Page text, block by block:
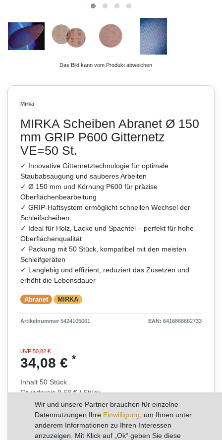
Das Bild kann vom Produkt abweichen
Mirka
MIRKA Scheiben Abranet Ø 150
mm GRIP P600 Gitternetz
VE=50 St.
✓ Innovative Gitternetztechnologie für optimale
Staubabsaugung und sauberes Arbeiten
✓ Ø 150 mm und Körnung P600 für präzise
Oberflächenbearbeitung
✓ GRIP-Haftsystem ermöglicht schnellen Wechsel der
Schleifscheiben
✓ Ideal für Holz, Lacke und Spachtel – perfekt für hohe
Oberflächenqualität
✓ Packung mit 50 Stück, kompatibel mit den meisten
Schleifgeräten
✓ Langlebig und effizient, reduziert das Zusetzen und
erhöht die Lebensdauer
Abranet MIRKA
Artikelnummer 5424105061 EAN: 6416868662733
UVP 50,82 €
34,08 € *
Inhalt 50 Stück
Grundpreis0,68 € / Stück
RABATT -33%
Sie sparen 16,74 €
Wir und unsere Partner brauchen für einzelne
Datennutzungen Ihre Einwilligung , um Ihnen unter
anderem Informationen zu Ihren Interessen
anzuzeigen. Mit Klick auf „Ok“ geben Sie diese